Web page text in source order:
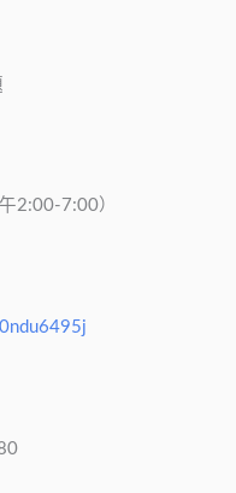
2:00-7:00）